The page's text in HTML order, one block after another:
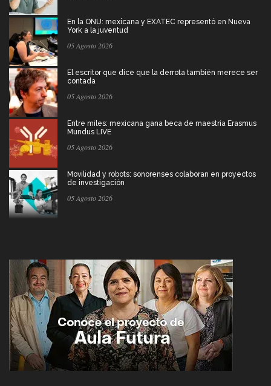
En la ONU: mexicana y EXATEC representó en Nueva
York a la juventud
05 Agosto 2026
El escritor que dice que la derrota también merece ser
contada
05 Agosto 2026
Entre miles: mexicana gana beca de maestría Erasmus
Mundus LIVE
05 Agosto 2026
Movilidad y robots: sonorenses colaboran en proyectos
de investigación
05 Agosto 2026